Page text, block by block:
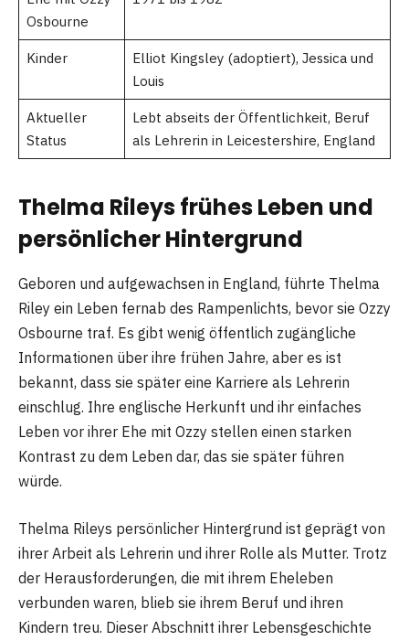
Osbourne
Kinder
Elliot Kingsley (adoptiert), Jessica und
Louis
Aktueller
Status
Lebt abseits der Öffentlichkeit, Beruf
als Lehrerin in Leicestershire, England
Thelma Rileys frühes Leben und
persönlicher Hintergrund
Geboren und aufgewachsen in England, führte Thelma
Riley ein Leben fernab des Rampenlichts, bevor sie Ozzy
Osbourne traf. Es gibt wenig öffentlich zugängliche
Informationen über ihre frühen Jahre, aber es ist
bekannt, dass sie später eine Karriere als Lehrerin
einschlug. Ihre englische Herkunft und ihr einfaches
Leben vor ihrer Ehe mit Ozzy stellen einen starken
Kontrast zu dem Leben dar, das sie später führen
würde.
Thelma Rileys persönlicher Hintergrund ist geprägt von
ihrer Arbeit als Lehrerin und ihrer Rolle als Mutter. Trotz
der Herausforderungen, die mit ihrem Eheleben
verbunden waren, blieb sie ihrem Beruf und ihren
Kindern treu. Dieser Abschnitt ihrer Lebensgeschichte